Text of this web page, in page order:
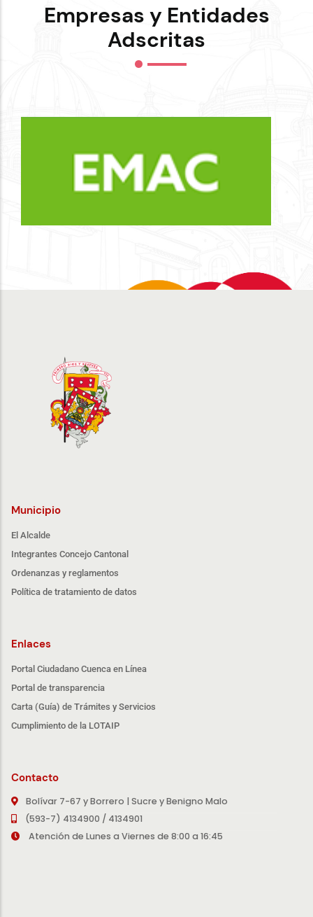
Empresas y Entidades
Adscritas
Municipio
El Alcalde
Integrantes Concejo Cantonal
Ordenanzas y reglamentos
Política de tratamiento de datos
Enlaces
Portal Ciudadano Cuenca en Línea
Portal de transparencia
Carta (Guía) de Trámites y Servicios
Cumplimiento de la LOTAIP
Contacto
Bolívar 7-67 y Borrero | Sucre y Benigno Malo
(593-7) 4134900 / 4134901
Atención de Lunes a Viernes de 8:00 a 16:45